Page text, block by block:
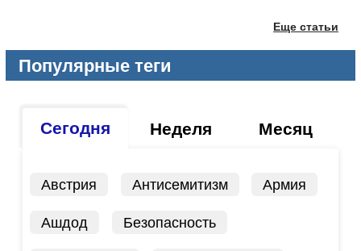
Еще статьи
Популярные теги
Сегодня Неделя Месяц
Австрия Антисемитизм Армия
Ашдод Безопасность